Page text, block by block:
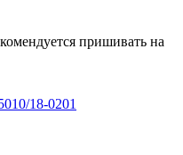
пришивать на
18-0201